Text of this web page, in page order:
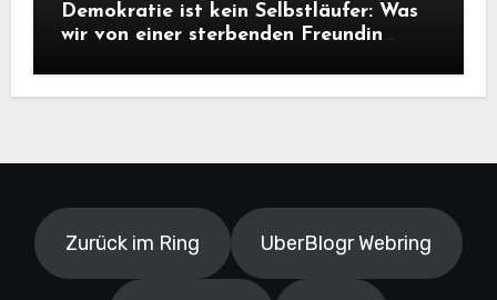
Demokratie ist kein Selbstläufer: Was
wir von einer sterbenden Freundin
Zurück im Ring UberBlogr Webring